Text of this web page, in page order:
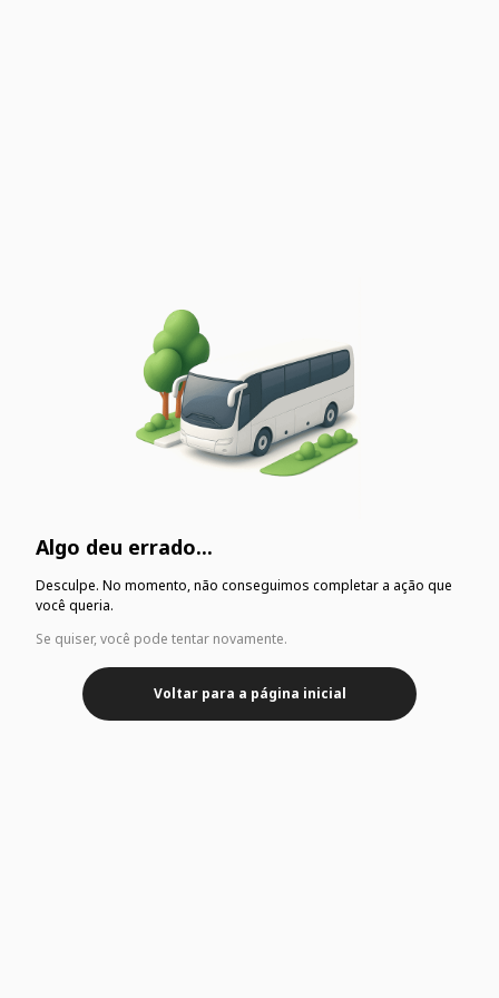
Algo deu errado...
Desculpe. No momento, não conseguimos completar a ação que
você queria.
Se quiser, você pode tentar novamente.
Voltar para a página inicial